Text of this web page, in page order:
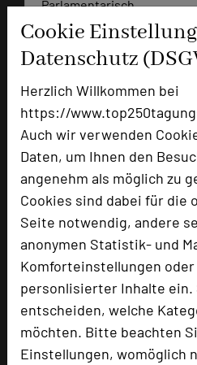
Cookie
Datenschutz
Herzlich Willkommen bei
https://
Auch wir verwenden
Daten, um Ihnen den
angenehm als möglich zu
Cookies sind dabei für die
Seite notwendig, andere
anonymen Statistik- und
Komforteinstellungen oder
personlisierter Inhalte ein.
entscheiden, welche
möchten. Bitte beachten
Einstellungen, womöglich
Parlamentarisch
Reihenbestuhlung
Tagungsräume
Doppelzimmer
Einzelzimmer
Besonders geeignet
Seminar, Konferenz,
101 Seiten dieses Hotels
vergangenen 30 Tagen
aufgerufen.